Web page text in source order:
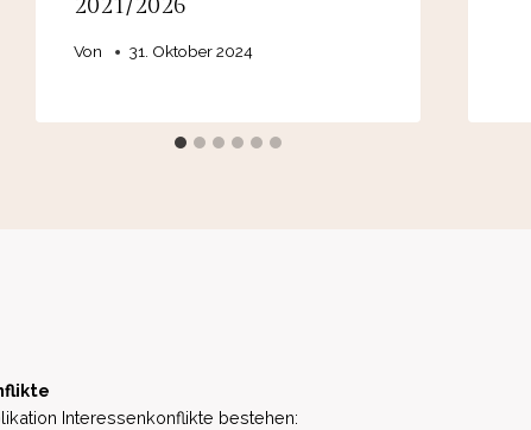
Von 31. Oktober 2024
Interessenkonflikte bestehen: